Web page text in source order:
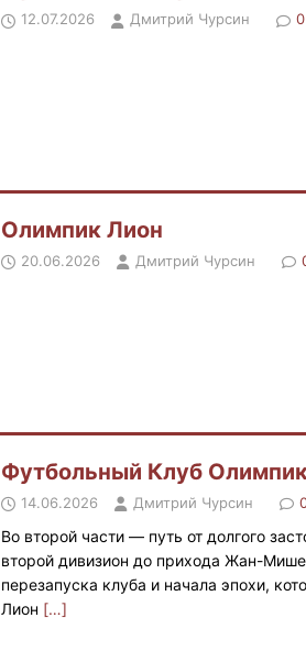
12.07.2026 Дмитрий Чурсин 0
Олимпик Лион
20.06.2026 Дмитрий Чурсин
Футбольный Клуб
14.06.2026 Дмитрий Чурсин
Во второй части — путь от долгого
второй дивизион до прихода Жан-
перезапуска клуба и начала эпохи,
Лион […]